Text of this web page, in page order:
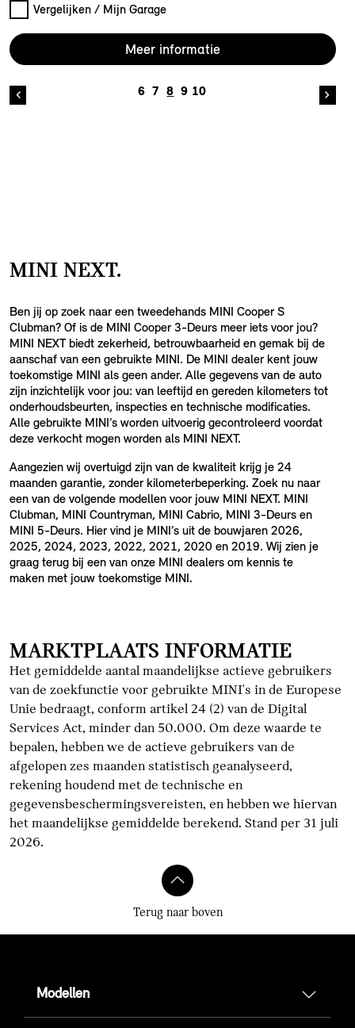
Vergelijken / Mijn Garage
Meer informatie
6 7 8 9 10
MINI NEXT.
Ben jij op zoek naar een tweedehands MINI Cooper S
Clubman? Of is de MINI Cooper 3-Deurs meer iets voor jou?
MINI NEXT biedt zekerheid, betrouwbaarheid en gemak bij de
aanschaf van een gebruikte MINI. De MINI dealer kent jouw
toekomstige MINI als geen ander. Alle gegevens van de auto
zijn inzichtelijk voor jou: van leeftijd en gereden kilometers tot
onderhoudsbeurten, inspecties en technische modificaties.
Alle gebruikte MINI’s worden uitvoerig gecontroleerd voordat
deze verkocht mogen worden als MINI NEXT.
Aangezien wij overtuigd zijn van de kwaliteit krijg je 24
maanden garantie, zonder kilometerbeperking. Zoek nu naar
een van de volgende modellen voor jouw MINI NEXT. MINI
Clubman, MINI Countryman, MINI Cabrio, MINI 3-Deurs en
MINI 5-Deurs. Hier vind je MINI’s uit de bouwjaren 2026,
2025, 2024, 2023, 2022, 2021, 2020 en 2019. Wij zien je
graag terug bij een van onze MINI dealers om kennis te
maken met jouw toekomstige MINI.
MARKTPLAATS INFORMATIE
Het gemiddelde aantal maandelijkse actieve gebruikers
van de zoekfunctie voor gebruikte MINI's in de Europese
Unie bedraagt, conform artikel 24 (2) van de Digital
Services Act, minder dan 50.000. Om deze waarde te
bepalen, hebben we de actieve gebruikers van de
afgelopen zes maanden statistisch geanalyseerd,
rekening houdend met de technische en
gegevensbeschermingsvereisten, en hebben we hiervan
het maandelijkse gemiddelde berekend. Stand per 31 juli
2026.
Terug naar boven
Modellen